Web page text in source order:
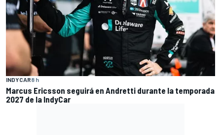
INDYCAR8 h
Marcus Ericsson seguirá en Andretti durante la temporada
2027 de la IndyCar